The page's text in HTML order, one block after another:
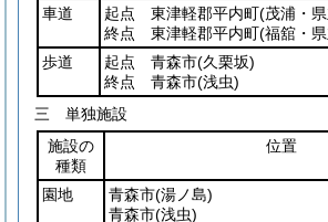
車道 起点 東津軽郡平内町(茂浦・
終点 東津軽郡平内町(福舘・
歩道
起点 青森市(久栗坂)
終点 青森市(浅虫)
三 単独施設
施設の
種類
位置
園地 青森市(湯ノ島)
青森市(浅虫)